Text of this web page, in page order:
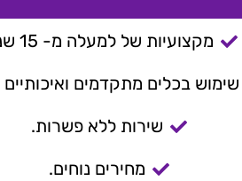
מקצועיות של למעלה מ- 15 שנה.
שימוש בכלים מתקדמים ואיכותיים
שירות ללא פשרות.
מחירים נוחים.